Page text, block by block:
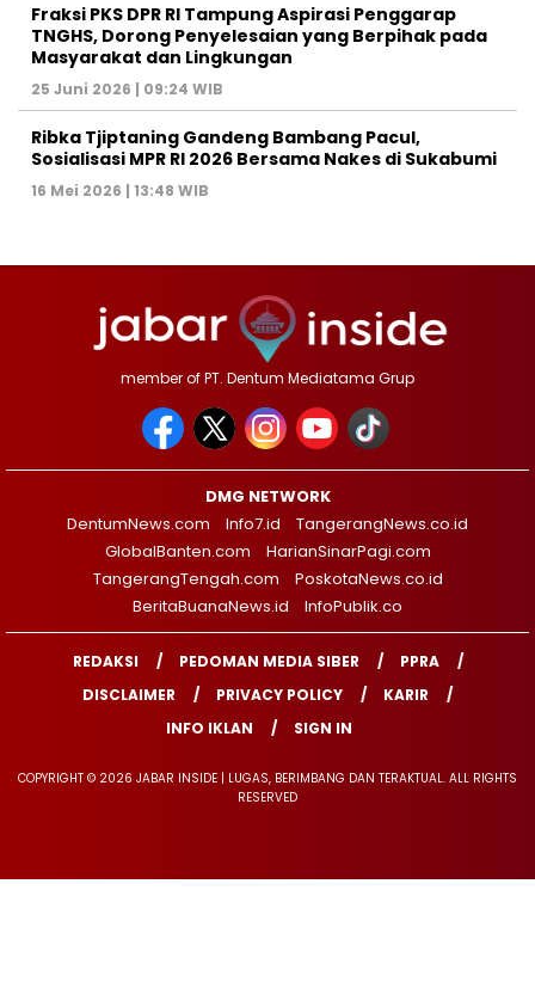
‎Fraksi PKS DPR RI Tampung Aspirasi Penggarap
TNGHS, Dorong Penyelesaian yang Berpihak pada
Masyarakat dan Lingkungan‎
25 Juni 2026 | 09:24 WIB
Ribka Tjiptaning Gandeng Bambang Pacul,
Sosialisasi MPR RI 2026 Bersama Nakes di Sukabumi
16 Mei 2026 | 13:48 WIB
member of PT. Dentum Mediatama Grup
DMG NETWORK
DentumNews.com
Info7.id
TangerangNews.co.id
GlobalBanten.com
HarianSinarPagi.com
TangerangTengah.com
PoskotaNews.co.id
BeritaBuanaNews.id
InfoPublik.co
REDAKSI PEDOMAN MEDIA SIBER
PPRA
DISCLAIMER
PRIVACY POLICY
KARIR
INFO IKLAN
SIGN IN
COPYRIGHT © 2026 JABAR INSIDE | LUGAS, BERIMBANG DAN TERAKTUAL. ALL RIGHTS
RESERVED